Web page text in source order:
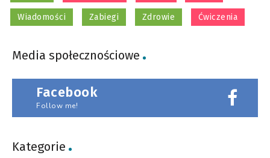
Wiadomości Zabiegi Zdrowie Ćwiczenia
Media społecznościowe
Facebook
Follow me!
Kategorie